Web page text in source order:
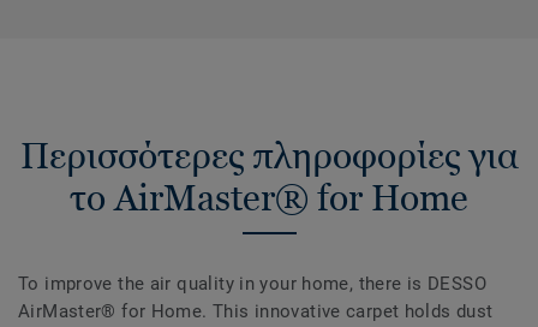
Περισσότερες πληροφορίες για
το AirMaster® for Home
To improve the air quality in your home, there is DESSO
AirMaster® for Home. This innovative carpet holds dust